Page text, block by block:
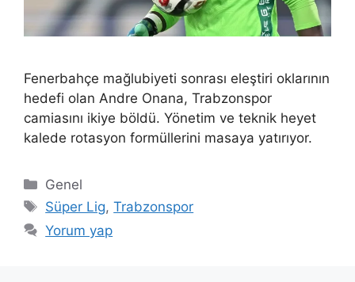
Fenerbahçe mağlubiyeti sonrası eleştiri oklarının
hedefi olan Andre Onana, Trabzonspor
camiasını ikiye böldü. Yönetim ve teknik heyet
kalede rotasyon formüllerini masaya yatırıyor.
Kategoriler
Genel
Etiketler
Süper Lig,Trabzonspor
Yorum yap